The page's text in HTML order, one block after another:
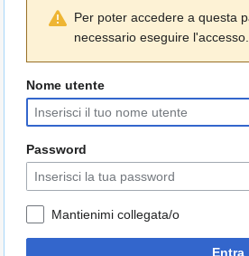
navigazione
Per poter accedere a questa
necessario eseguire l'accesso.
Nome utente
Password
Mantienimi collegata/o
Entra